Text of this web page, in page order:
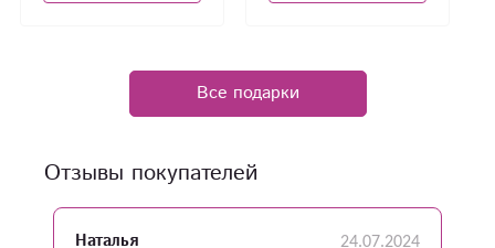
Все подарки
Отзывы покупателей
Наталья 24.07.2024